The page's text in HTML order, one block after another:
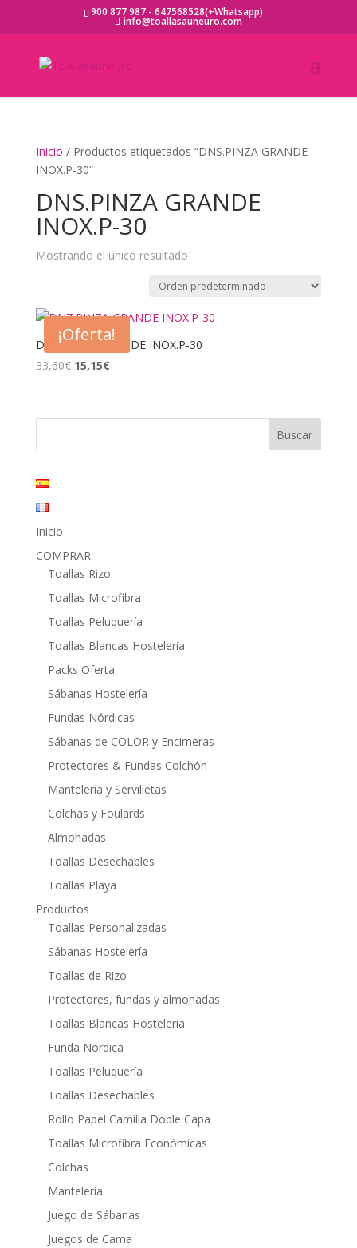
900 877 987 - 647568528(+Whatsapp)
info@toallasauneuro.com
Inicio / Productos etiquetados “DNS.PINZA GRANDE
INOX.P-30”
DNS.PINZA GRANDE
INOX.P-30
Mostrando el único resultado
¡Oferta!
DNZ.PINZA GRANDE INOX.P-30
33,60€ El
era:
15,15€El
es:
Inicio
COMPRAR
Toallas Rizo
Toallas Microfibra
Toallas Peluquería
Toallas Blancas Hostelería
Packs Oferta
Sábanas Hostelería
Fundas Nórdicas
Sábanas de COLOR y Encimeras
Protectores & Fundas Colchón
Mantelería y Servilletas
Colchas y Foulards
Almohadas
Toallas Desechables
Toallas Playa
Productos
Toallas Personalizadas
Sábanas Hostelería
Toallas de Rizo
Protectores, fundas y almohadas
Toallas Blancas Hostelería
Funda Nórdica
Toallas Peluquería
Toallas Desechables
Rollo Papel Camilla Doble Capa
Toallas Microfibra Económicas
Colchas
Manteleria
Juego de Sábanas
Juegos de Cama